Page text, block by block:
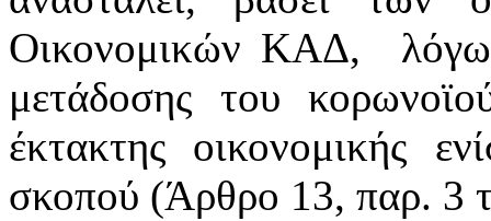
Οικονομικών ΚΑΔ,
μετάδοσης του
έκτακτης οικονομικής
σκοπού (Άρθρο 13, παρ. 3